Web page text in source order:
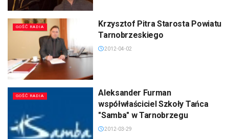
GOŚĆ RADIA
Krzysztof Pitra Starosta Powiatu
Tarnobrzeskiego
2012-04-02
GOŚĆ RADIA
Aleksander Furman
współwłaściciel Szkoły Tańca
"Samba" w Tarnobrzegu
2012-03-29